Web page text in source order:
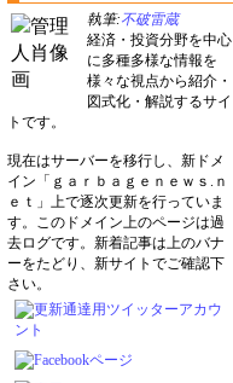
執筆:不破雷蔵
経済・投資分野を中心
に多種多様な情報を
様々な視点から紹介・
図式化・解説するサイ
トです。
現在はサーバーを移行し、新ドメ
イン「ｇａｒｂａｇｅｎｅｗｓ.ｎ
ｅｔ」上で逐次更新を行っていま
す。このドメイン上のページは過
去ログです。新着記事は上のバナ
ーをたどり、新サイトでご確認下
さい。